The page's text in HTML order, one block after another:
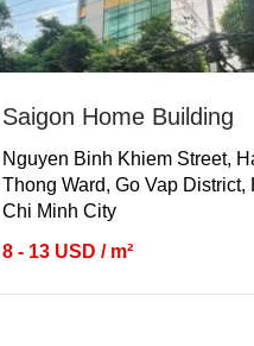
Saigon Home Building
Nguyen Binh Khiem Street,
Thong Ward, Go Vap District,
Chi Minh City
8 - 13 USD / m²